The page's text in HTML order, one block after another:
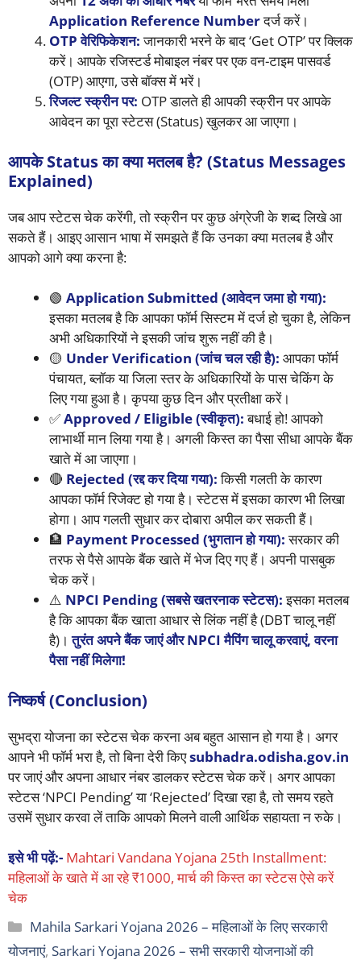
Application Reference Numberदर्ज करें।
OTP वेरिफिकेशन:जानकारी भरने के बाद ‘Get OTP’ पर क्लिक
करें। आपके रजिस्टर्ड मोबाइल नंबर पर एक वन-टाइम पासवर्ड
(OTP) आएगा, उसे बॉक्स में भरें।
रिजल्ट स्क्रीन पर: OTP डालते ही आपकी स्क्रीन पर आपके
आवेदन का पूरा स्टेटस (Status) खुलकर आ जाएगा।
आपके Status का क्या मतलब है? (Status Messages
Explained)
जब आप स्टेटस चेक करेंगी, तो स्क्रीन पर कुछ अंग्रेजी के शब्द लिखे आ
सकते हैं। आइए आसान भाषा में समझते हैं कि उनका क्या मतलब है और
आपको आगे क्या करना है:
🟢 Application Submitted (आवेदन जमा हो गया):
इसका मतलब है कि आपका फॉर्म सिस्टम में दर्ज हो चुका है, लेकिन
अभी अधिकारियों ने इसकी जांच शुरू नहीं की है।
🟡 Under Verification (जांच चल रही है): आपका फॉर्म
पंचायत, ब्लॉक या जिला स्तर के अधिकारियों के पास चेकिंग के
लिए गया हुआ है। कृपया कुछ दिन और प्रतीक्षा करें।
✅Approved / Eligible (स्वीकृत):बधाई हो! आपको
लाभार्थी मान लिया गया है। अगली किस्त का पैसा सीधा आपके बैंक
खाते में आ जाएगा।
🔴 Rejected (रद्द कर दिया गया):किसी गलती के कारण
आपका फॉर्म रिजेक्ट हो गया है। स्टेटस में इसका कारण भी लिखा
होगा। आप गलती सुधार कर दोबारा अपील कर सकती हैं।
🏦 Payment Processed (भुगतान हो गया):सरकार की
तरफ से पैसे आपके बैंक खाते में भेज दिए गए हैं। अपनी पासबुक
चेक करें।
⚠️ NPCI Pending (सबसे खतरनाक स्टेटस):इसका मतलब
है कि आपका बैंक खाता आधार से लिंक नहीं है (DBT चालू नहीं
है)।तुरंत अपने बैंक जाएं और NPCI मैपिंग चालू करवाएं, वरना
पैसा नहीं मिलेगा!
निष्कर्ष (Conclusion)
सुभद्रा योजना का स्टेटस चेक करना अब बहुत आसान हो गया है। अगर
आपने भी फॉर्म भरा है, तो बिना देरी किएsubhadra.odisha.gov.in
पर जाएं और अपना आधार नंबर डालकर स्टेटस चेक करें। अगर आपका
स्टेटस ‘NPCI Pending’ या ‘Rejected’ दिखा रहा है, तो समय रहते
उसमें सुधार करवा लें ताकि आपको मिलने वाली आर्थिक सहायता न रुके।
इसे भी पढ़ें:- Mahtari Vandana Yojana 25th Installment:
महिलाओं के खाते में आ रहे ₹1000, मार्च की किस्त का स्टेटस ऐसे करें
चेक
Categories
Mahila Sarkari Yojana 2026 – महिलाओं के लिए सरकारी
योजनाएं, Sarkari Yojana 2026 – सभी सरकारी योजनाओं की